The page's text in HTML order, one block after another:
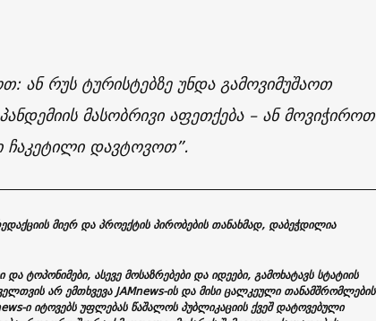
ან რუს ტურისტებზე უნდა გამოვიმუშაოთ
მასობრივი აფეთქება – ან მოვიჭიროთ
ჩაკეტილი დავტოვოთ”.
მიერ და პროექტის პირობების თანახმად, დაბეჭდილია
და ტოპონიმები, ასევე მოსაზრებები და იდეები, გამოხატავს სტატიის
არ ემთხვევა JAMnews-ის და მისი ცალკეული თანამშრომლების
ი იტოვებს უფლებას წაშალოს პუბლიკაციის ქვეშ დატოვებული